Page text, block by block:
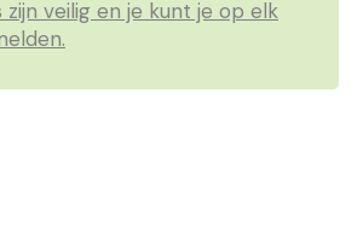
zijn veilig en je kunt je op elk